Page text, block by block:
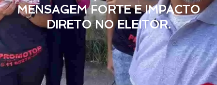
MENSAGEM FORTE E IMPACTO
DIRETO NO ELEITOR.